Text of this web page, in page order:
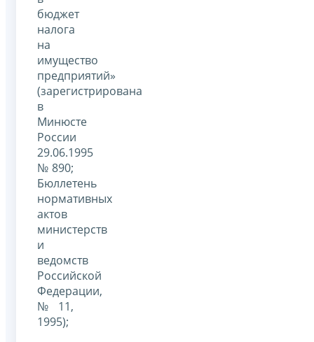
бюджет
налога
на
имущество
предприятий»
(зарегистрирована
в
Минюсте
России
29.06.1995
№ 890;
Бюллетень
нормативных
актов
министерств
и
ведомств
Российской
Федерации,
№ 11,
1995);